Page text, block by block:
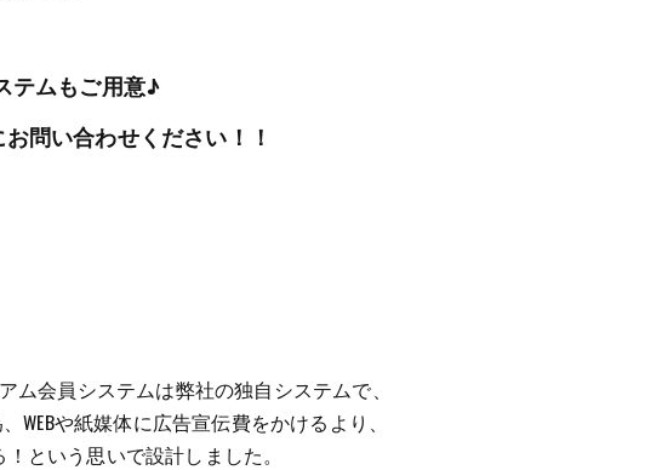
テムもご用意♪
問い合わせください！！
ム会員システムは弊社の独自システムで、
WEBや紙媒体に広告宣伝費をかけるより、
という思いで設計しました。